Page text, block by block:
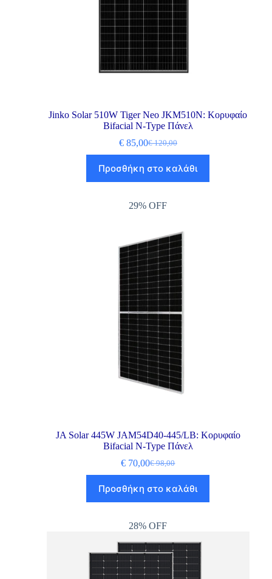
Jinko Solar 510W Tiger Neo JKM510N: Κορυφαίο
Bifacial N-Type Πάνελ
€120,00
€85,00
Προσθήκη στο καλάθι
29% OFF
JA Solar 445W JAM54D40-445/LB: Κορυφαίο
Bifacial N-Type Πάνελ
€98,00
€ 70,00
Προσθήκη στο καλάθι
28% OFF